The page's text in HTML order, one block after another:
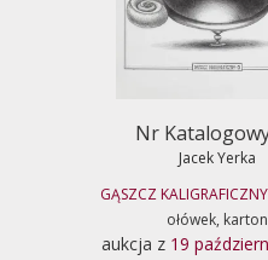
Nr
Jacek Yerka
GĄSZCZ
ołówek, karton
aukcja z 19